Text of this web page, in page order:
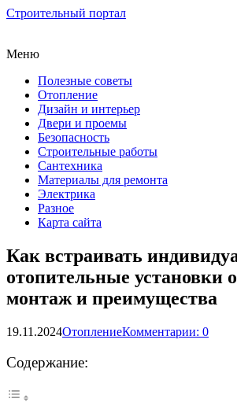
Строительный портал
Меню
Полезные советы
Отопление
Дизайн и интерьер
Двери и проемы
Безопасность
Строительные работы
Сантехника
Материалы для ремонта
Электрика
Разное
Карта сайта
Как встраивать
отопительные установки
монтаж и преимущества
19.11.2024ОтоплениеКомментарии: 0
Содержание: